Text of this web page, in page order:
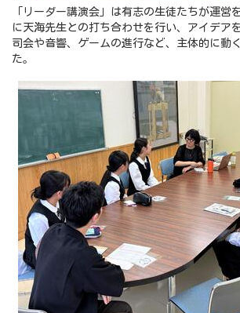
「リーダー講演会」は有志の生徒たちが運営
に天海先生との打ち合わせを行い、アイデア
司会や音響、ゲームの進行など、主体的に動
た。